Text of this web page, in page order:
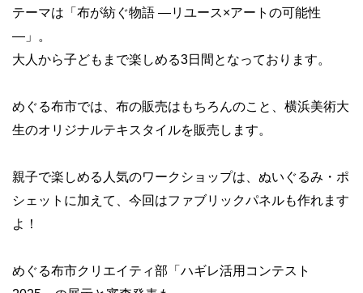
テーマは「布が紡ぐ物語 ―リユース×アートの可能性
―」。
大人から子どもまで楽しめる3日間となっております。
めぐる布市では、布の販売はもちろんのこと、横浜美術大
生のオリジナルテキスタイルを販売します。
親子で楽しめる人気のワークショップは、ぬいぐるみ・ポ
シェットに加えて、今回はファブリックパネルも作れます
よ！
めぐる布市クリエイティ部「ハギレ活用コンテスト